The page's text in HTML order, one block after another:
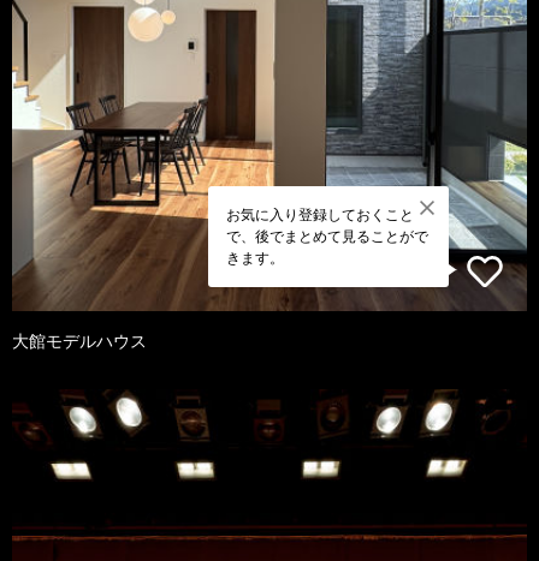
お気に入り登録しておくこと
で、後でまとめて見ることがで
きます。
大館モデルハウス